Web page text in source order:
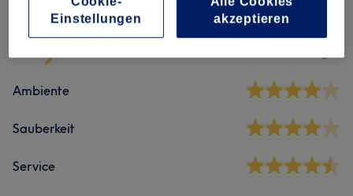
4,1
Ambiente
Sauberkeit
Service
Einstellungen
akzeptieren